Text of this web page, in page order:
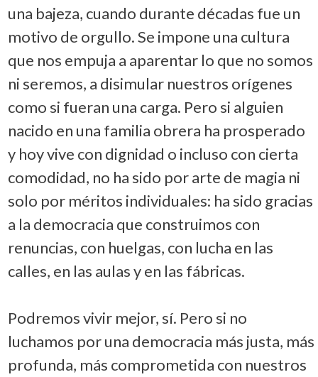
una bajeza, cuando durante décadas fue un
motivo de orgullo. Se impone una cultura
que nos empuja a aparentar lo que no somos
ni seremos, a disimular nuestros orígenes
como si fueran una carga. Pero si alguien
nacido en una familia obrera ha prosperado
y hoy vive con dignidad o incluso con cierta
comodidad, no ha sido por arte de magia ni
solo por méritos individuales: ha sido gracias
a la democracia que construimos con
renuncias, con huelgas, con lucha en las
calles, en las aulas y en las fábricas.
Podremos vivir mejor, sí. Pero si no
luchamos por una democracia más justa, más
profunda, más comprometida con nuestros